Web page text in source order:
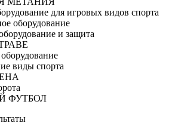
для игровых видов спорта
оборудование
и защита
виды спорта
ФУТБОЛ